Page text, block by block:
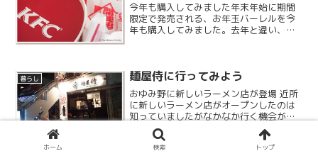
今年も購入してみました年末年始に期間
限定で発売される、お年玉バーレルを今
年も購入してみました。去年と違い、今
暮らし 麺屋侍に行ってみよう
おゆみ野に新しいラーメン店が登場 近所
に新しいラーメン店がオープンしたのは
知っていましたがなかなか行く機会があ
りませんでした。久しぶりに友人と会っ
たので一緒に行ってみることに。この様
にバイク等が停まっていると車は停めら
ホーム 検索 トップ